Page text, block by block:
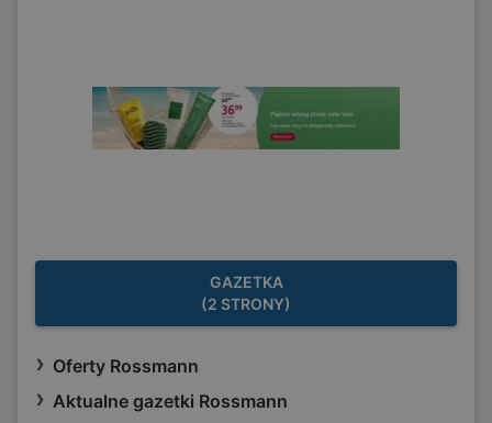
GAZETKA
(2 STRONY)
Oferty Rossmann
Aktualne gazetki Rossmann